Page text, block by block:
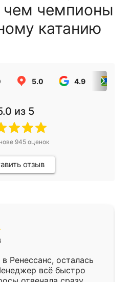
чем чемпионы
катанию
5.0 4.9
из 5
945оценок
отзыв
Ренессанс, осталась
всё быстро